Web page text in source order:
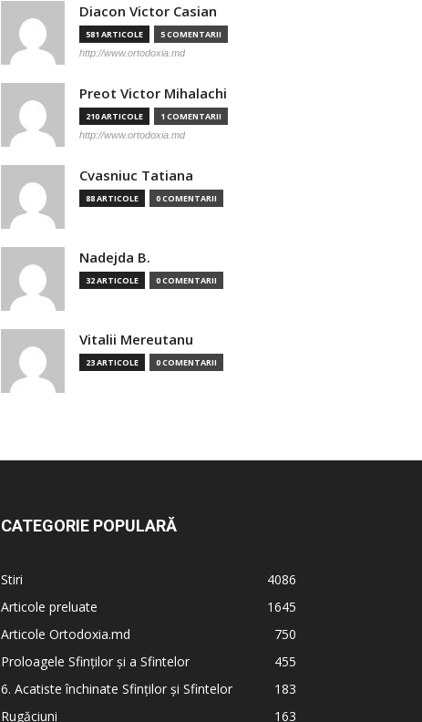
Diacon Victor Casian
581 ARTICOLE 5 COMENTARII
http://www.ortodoxia.md
Preot Victor Mihalachi
210 ARTICOLE 1 COMENTARII
http://www.ortodoxia.md
Cvasniuc Tatiana
88 ARTICOLE 0 COMENTARII
Nadejda B.
32 ARTICOLE 0 COMENTARII
Vitalii Mereutanu
23 ARTICOLE 0 COMENTARII
CATEGORIE POPULARĂ
Stiri
4086
Articole preluate
1645
Articole Ortodoxia.md
750
Proloagele Sfinților și a Sfintelor
455
6. Acatiste închinate Sfinților și Sfintelor
183
Rugăciuni
163